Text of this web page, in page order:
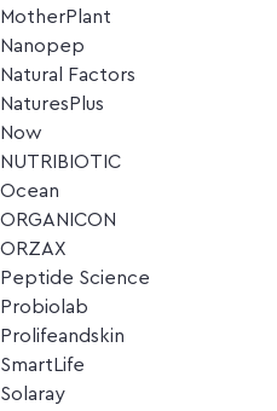
MotherPlant
Nanopep
Natural Factors
NaturesPlus
Now
NUTRIBIOTIC
Ocean
ORGANICON
ORZAX
Peptide Science
Probiolab
Prolifeandskin
SmartLife
Solaray